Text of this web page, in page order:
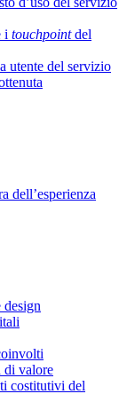
i touchpointdel
utente del servizio
dell’esperienza
design
di valore
costitutivi del